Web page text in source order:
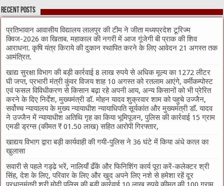
Recent Posts
प्रतिभावान आवासीय विद्यालय लालपुर की टीम ने जीता मध्यप्रदेश टूरिज्म
क्विज-2026 का खिताब. महाकाल की नगरी में आज गूंजेगी बी प्राक की शिव
आराधना. कृषि यंत्र किराये की दुकान स्थापित करने के लिए आवेदन 21 अगस्त तक
आमंत्रित.
खाद्य सुरक्षा विभाग की बड़ी कार्रवाई 8 लाख रुपये से अधिक मूल्य का 1272 लीटर
घी जप्त, प्रभारी मंत्री कुंवर विजय शाह 10 अगस्त को रतलाम आएंगे, वर्मीकम्पोस्ट
एवं फसल विविधीकरण से किसान बढ़ा रहे अपनी आय, अन्य किसानों को भी प्रेरित
करने के दिए निर्देश, मुख्यमंत्री डॉ. मोहन यादव शुक्रवार शाम को पहुचे उज्जैन,
सर्वोच्च न्यायालय के मुख्‍य न्‍यायाधीश न्यायाधिपति सूर्यकांत और मुख्यमंत्री डॉ. यादव
ने उज्जैन में न्यायाधीश अतिथि गृह का किया भूमिपूजन, पुलिस की कार्रवाई 15 ग्राम
एमडी ड्रग्स (कीमत ₹ 01.50 लाख) सहित आरोपी गिरफ्तार,
खाद्यय विभाग द्वारा बड़ी कार्यवाही की गयी-पुलिस ने 36 घंटे में किया अंधे कत्ल का
खुलासा
सवारी से पहले गड्ढे भरें, नालियाँ ढँकें और फिनिशिंग कार्य पूरा करें-कलेक्टर श्री
सिंह, देश के लिए, परिवार के लिए और खुद अपने लिए नशे से हमेशा रहें दूर